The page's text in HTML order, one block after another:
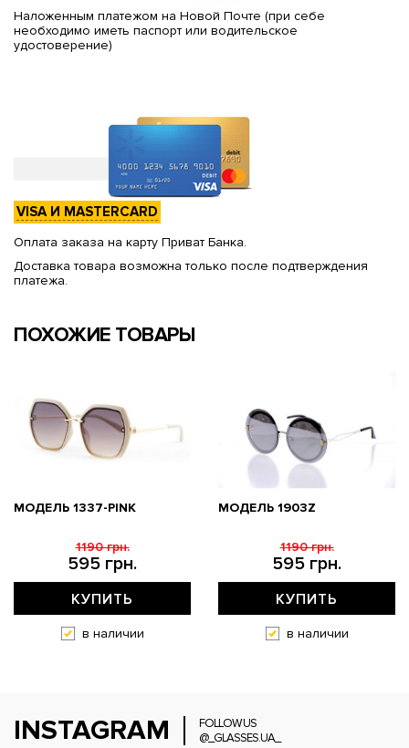
Наложенным платежом на Новой Почте (при себе
необходимо иметь паспорт или водительское
удостоверение)
VISA И MASTERCARD
Оплата заказа на карту Приват Банка.
Доставка товара возможна только после подтверждения
платежа.
ПОХОЖИЕ ТОВАРЫ
МОДЕЛЬ 1337-PINK
595 грн.
1190 грн.
КУПИТЬ
в наличии
МОДЕЛЬ 1903Z
595 грн.
1190 грн.
КУПИТЬ
в наличии
INSTAGRAM
FOLLOW US
@_GLASSES.UA_